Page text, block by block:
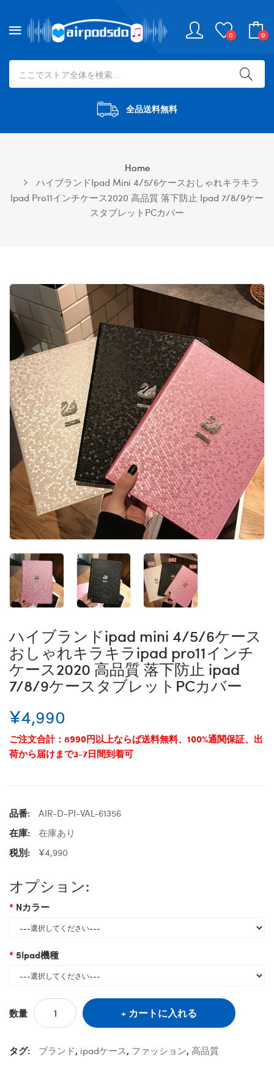
0 0
全品送料無料
Home
ハイブランドipad Mini 4/5/6ケースおしゃれキラキラ
Ipad Pro11インチケース2020 高品質 落下防止 Ipad 7/8/9ケー
スタブレットPCカバー
ハイブランドipad mini 4/5/6ケース
おしゃれキラキラipad pro11インチ
ケース2020 高品質 落下防止 ipad
7/8/9ケースタブレットPCカバー
¥4,990
ご注文合計：8990円以上ならば送料無料、100%通関保証、出
荷から届けまで3-7日間到着可
品番:
AIR-D-PI-VAL-61356
在庫:
在庫あり
税別:
¥4,990
オプション:
Nカラー
5Ipad機種
数量 カートに入れる
タグ: ブランド, ipadケース, ファッション, 高品質